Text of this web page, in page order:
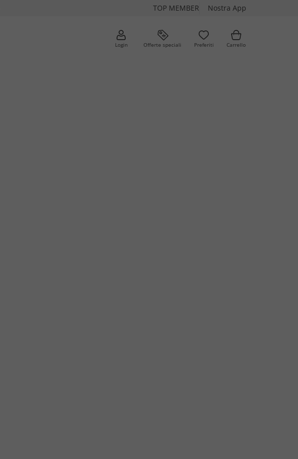
TOP MEMBER Nostra App
Login Offerte speciali Preferiti Carrello